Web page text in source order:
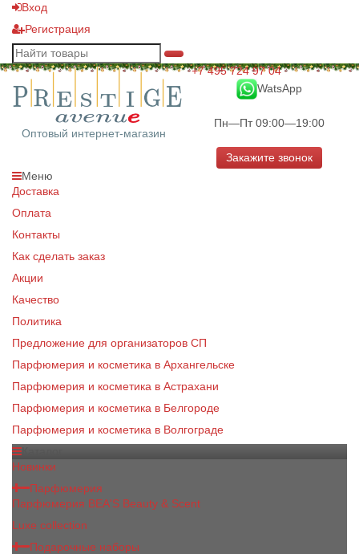
Вход
Регистрация
Оптовый интернет-магазин
+7 495 724 97 04
WatsApp
Пн—Пт 09:00—19:00
Закажите звонок
Меню
Доставка
Оплата
Контакты
Как сделать заказ
Акции
Качество
Политика
Предложение для организаторов СП
Парфюмерия и косметика в Архангельске
Парфюмерия и косметика в Астрахани
Парфюмерия и косметика в Белгороде
Парфюмерия и косметика в Волгограде
Новинки
Парфюмерия
Парфюмерия BEA'S Beauty & Scent
Luxe collection
Подарочные наборы